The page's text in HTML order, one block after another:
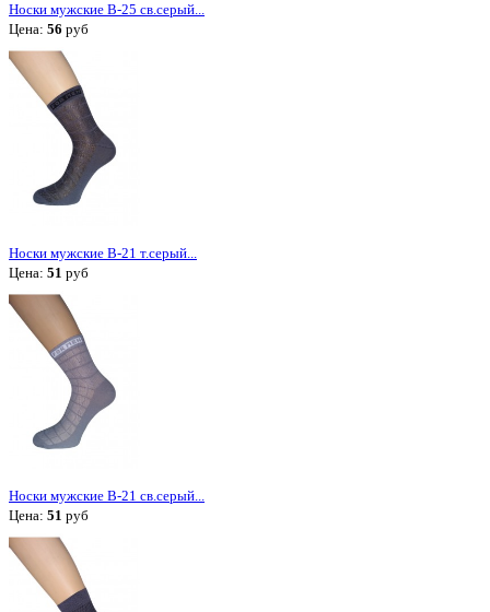
Носки мужские В-25 св.серый...
Цена: 56 руб
Носки мужские В-21 т.серый...
Цена: 51 руб
Носки мужские В-21 св.серый...
Цена: 51 руб